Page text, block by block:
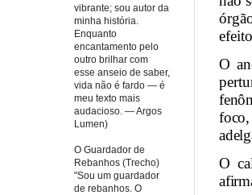
O
O
vibrante; sou autor da
minha história.
Enquanto
encantamento pelo
outro brilhar com
esse anseio de saber,
vida não é fardo — é
meu texto mais
audacioso. — Argos
Lumen)
O Guardador de
Rebanhos (Trecho)
"Sou um guardador
de rebanhos. O